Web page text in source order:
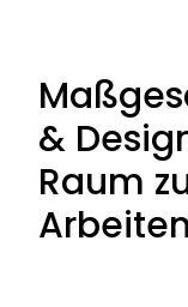
&
Raum
Arbeiten